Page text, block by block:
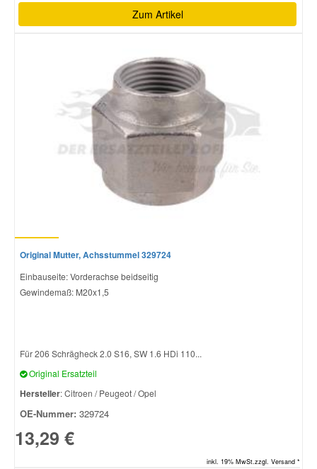
Zum Artikel
Original Mutter, Achsstummel 329724
Einbauseite: Vorderachse beidseitig
Gewindemaß: M20x1,5
Für 206 Schrägheck 2.0 S16, SW 1.6 HDi 110...
Original Ersatzteil
Hersteller: Citroen / Peugeot / Opel
OE-Nummer: 329724
13,29 €
inkl. 19% MwSt.zzgl. Versand *